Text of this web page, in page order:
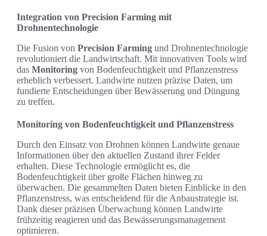
Integration von Precision Farming mit
Drohnentechnologie
Die Fusion von Precision Farming und Drohnentechnologie
revolutioniert die Landwirtschaft. Mit innovativen Tools wird
das Monitoring von Bodenfeuchtigkeit und Pflanzenstress
erheblich verbessert. Landwirte nutzen präzise Daten, um
fundierte Entscheidungen über Bewässerung und Düngung
zu treffen.
Monitoring von Bodenfeuchtigkeit und Pflanzenstress
Durch den Einsatz von Drohnen können Landwirte genaue
Informationen über den aktuellen Zustand ihrer Felder
erhalten. Diese Technologie ermöglicht es, die
Bodenfeuchtigkeit über große Flächen hinweg zu
überwachen. Die gesammelten Daten bieten Einblicke in den
Pflanzenstress, was entscheidend für die Anbaustrategie ist.
Dank dieser präzisen Überwachung können Landwirte
frühzeitig reagieren und das Bewässerungsmanagement
optimieren.